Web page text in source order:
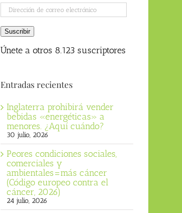
Dirección
de
correo
electrónico
Suscribir
Únete a otros 8.123 suscriptores
Entradas recientes
Inglaterra prohibirá vender
bebidas «energéticas» a
menores. ¿Aquí cuándo?
30 julio, 2026
Peores condiciones sociales,
comerciales y
ambientales=más cáncer
(Código europeo contra el
cáncer, 2026)
24 julio, 2026